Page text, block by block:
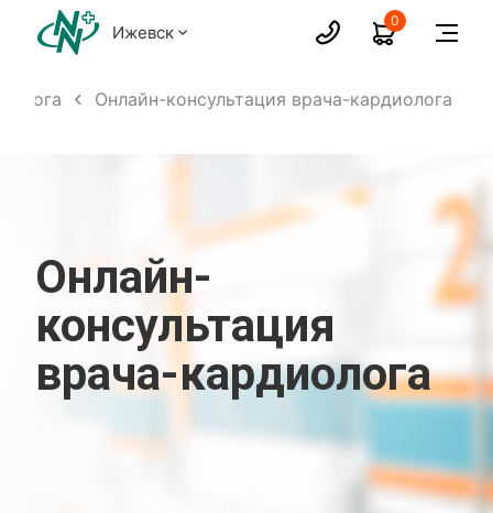
Ижевск
0
Онлайн-консультация врача-кардиолога
Онлайн-
консультация
врача-кардиолога